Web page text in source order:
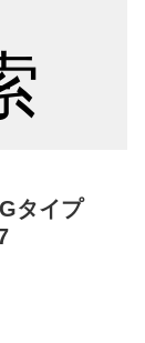
タイプ